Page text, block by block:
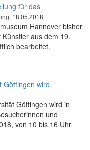
für das
18.05.2018
Hannover bisher
aus dem 19.
bearbeitet.
Göttingen wird
Göttingen wird in
und
von 10 bis 16 Uhr